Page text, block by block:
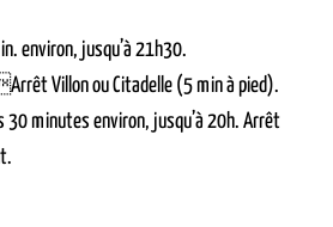
environ, jusqu’à 21h30.
Villon ou Citadelle (5 min à pied).
30 minutes environ, jusqu’à 20h. Arrêt